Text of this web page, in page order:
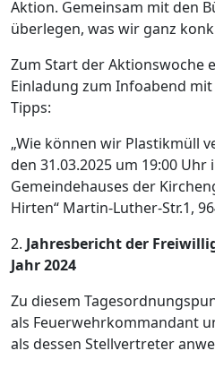
Aktion. Gemeinsam mit den
überlegen, was wir ganz
Zum Start der Aktionswoche
Einladung zum Infoabend
Tipps:
„Wie können wir Plastikmüll
den 31.03.2025 um 19:00 Uhr
Gemeindehauses der
Hirten“ Martin-Luther-Str.1,
2. Jahresbericht der
Jahr 2024
Zu diesem
als Feuerwehrkommandant
als dessen Stellvertreter